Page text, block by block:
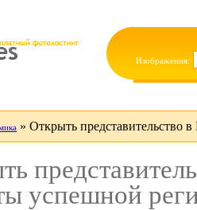
Изображения:
» Открыть представительство
успешной